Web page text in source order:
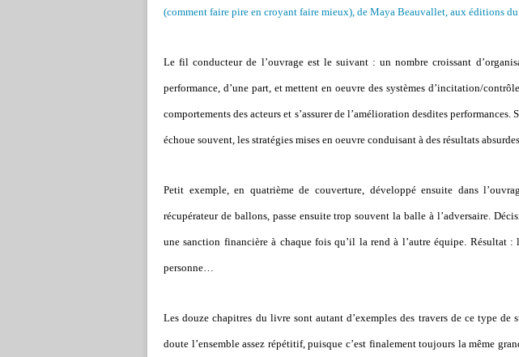
(comment faire pire en croyant faire mieux), de Maya Beauvallet, aux éditions
Le fil conducteur de l’ouvrage est le suivant : un nombre croissant
performance, d’une part, et mettent en oeuvre des systèmes d’incitation/
comportements des acteurs et s’assurer de l’amélioration desdites performances.
échoue souvent, les stratégies mises en oeuvre conduisant à des résultats
Petit exemple, en quatrième de couverture, développé ensuite dans
récupérateur de ballons, passe ensuite trop souvent la balle à l’adversaire.
une sanction financière à chaque fois qu’il la rend à l’autre équipe. Résultat
personne…
Les douze chapitres du livre sont autant d’exemples des travers de ce type de
doute l’ensemble assez répétitif, puisque c’est finalement toujours la même